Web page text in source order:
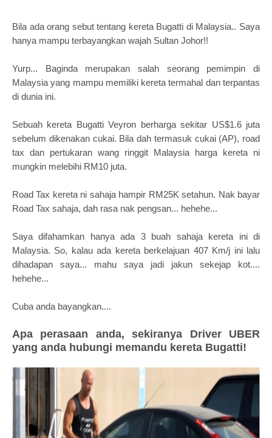
Bila ada orang sebut tentang kereta Bugatti di Malaysia.. Saya
hanya mampu terbayangkan wajah Sultan Johor!!
Yurp... Baginda merupakan salah seorang pemimpin di
Malaysia yang mampu memiliki kereta termahal dan terpantas
di dunia ini.
Sebuah kereta Bugatti Veyron berharga sekitar US$1.6 juta
sebelum dikenakan cukai. Bila dah termasuk cukai (AP), road
tax dan pertukaran wang ringgit Malaysia harga kereta ni
mungkin melebihi RM10 juta.
Road Tax kereta ni sahaja hampir RM25K setahun. Nak bayar
Road Tax sahaja, dah rasa nak pengsan... hehehe...
Saya difahamkan hanya ada 3 buah sahaja kereta ini di
Malaysia. So, kalau ada kereta berkelajuan 407 Km/j ini lalu
dihadapan saya... mahu saya jadi jakun sekejap kot....
hehehe...
Cuba anda bayangkan....
Apa perasaan anda, sekiranya Driver UBER
yang anda hubungi memandu kereta Bugatti!